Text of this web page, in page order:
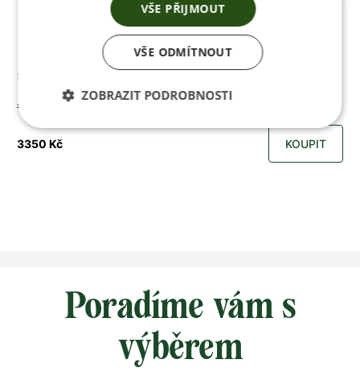
Skladem
Jenon Leather AIR ROCKSTAR GREEN
3350 Kč KOUPIT
Poradíme vám s
výběrem
VŠE PŘIJMOUT
VŠE ODMÍTNOUT
ZOBRAZIT PODROBNOSTI